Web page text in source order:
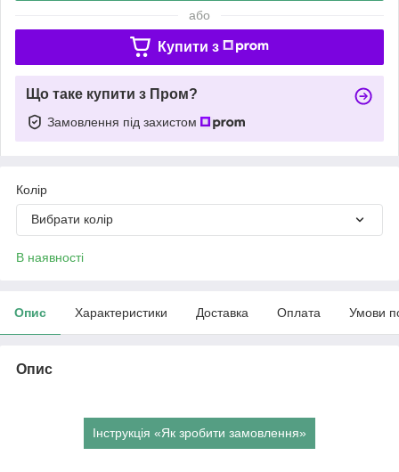
або
Купити з
Що таке купити з Пром?
Замовлення під захистом
Колір
Вибрати колір
В наявності
Опис Характеристики Доставка Оплата Умови
Опис
Інструкція «Як зробити замовлення»